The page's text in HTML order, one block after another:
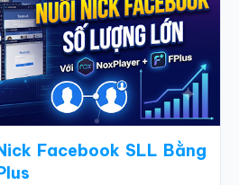
Facebook SLL Bằng